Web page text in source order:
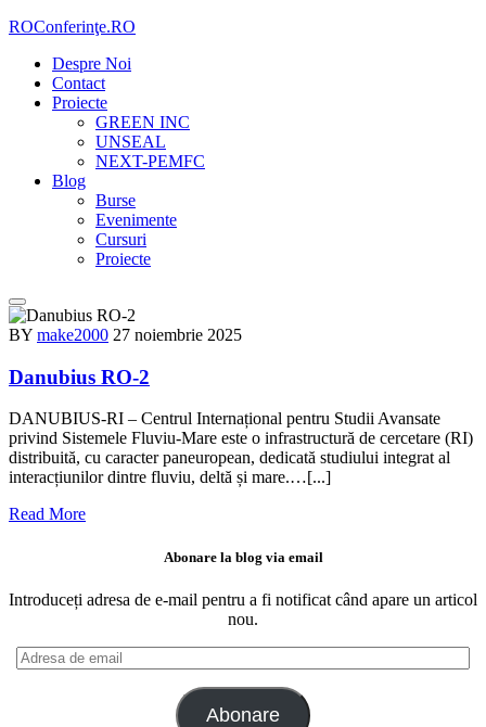
Skip
content
ROConferinţe.RO
Despre Noi
Contact
Proiecte
GREEN INC
UNSEAL
NEXT-PEMFC
Blog
Burse
Evenimente
Cursuri
Proiecte
BY make2000 27 noiembrie 2025
Danubius RO-2
DANUBIUS-RI – Centrul Internațional pentru Studii Avansate
privind Sistemele Fluviu-Mare este o infrastructură de cercetare (RI)
distribuită, cu caracter paneuropean, dedicată studiului integrat al
interacțiunilor dintre fluviu, deltă și mare.…[...]
Read More
Abonare la blog via email
Introduceți adresa de e-mail pentru a fi notificat când apare un articol
nou.
Adresa
de
Abonare